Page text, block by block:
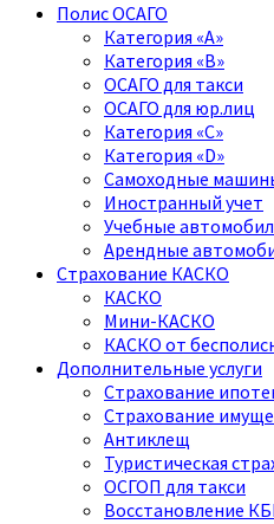
Полис ОСАГО
Категория «A»
Категория «B»
ОСАГО для такси
ОСАГО для юр.лиц
Категория «C»
Категория «D»
Самоходные
Иностранный учет
Учебные
Арендные
Страхование КАСКО
КАСКО
Мини-КАСКО
КАСКО от
Дополнительные услуги
Страхование
Страхование
Антиклещ
Туристическая
ОСГОП для такси
Восстановление